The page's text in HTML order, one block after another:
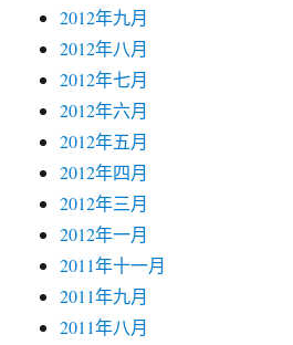
2012年九月
2012年八月
2012年七月
2012年六月
2012年五月
2012年四月
2012年三月
2012年一月
2011年十一月
2011年九月
2011年八月